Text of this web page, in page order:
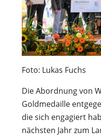
Foto: Lukas Fuchs
Die Abordnung von
Goldmedaille
die sich engagiert
nächsten Jahr zum